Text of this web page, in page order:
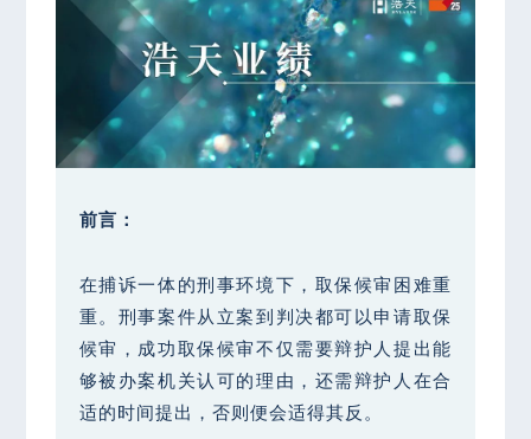
前言：
在捕诉一体的刑事环境下，取保候审困难重
重。刑事案件从立案到判决都可以申请取保
候审，成功取保候审不仅需要辩护人提出能
够被办案机关认可的理由，还需辩护人在合
适的时间提出，否则便会适得其反。